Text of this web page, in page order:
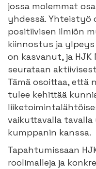
jossa molemmat
yhdessä.
positiivisen ilmiön
kiinnostus ja
on kasvanut, ja
seurataan
Tämä osoittaa, että
tulee kehittää
vaikuttavalla tavalla
kumppanin kanssa.
Tapahtumissaan
roolimalleja ja